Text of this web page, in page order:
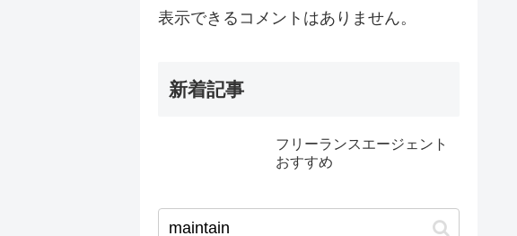
表示できるコメントはありません。
新着記事
フリーランスエージェント
おすすめ